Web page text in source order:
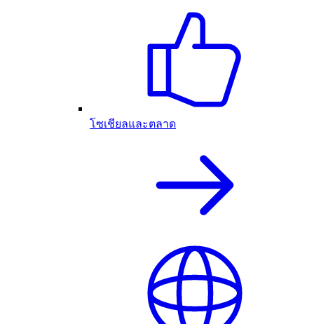
โซเชียลและตลาด